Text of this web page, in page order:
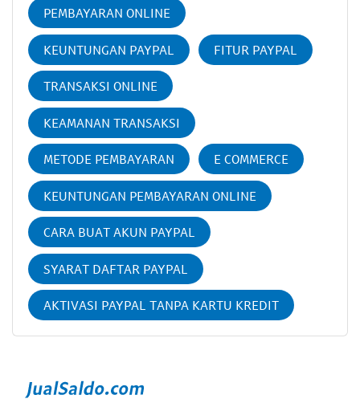
PEMBAYARAN ONLINE
KEUNTUNGAN PAYPAL FITUR PAYPAL
TRANSAKSI ONLINE
KEAMANAN TRANSAKSI
METODE PEMBAYARAN E COMMERCE
KEUNTUNGAN PEMBAYARAN ONLINE
CARA BUAT AKUN PAYPAL
SYARAT DAFTAR PAYPAL
AKTIVASI PAYPAL TANPA KARTU KREDIT